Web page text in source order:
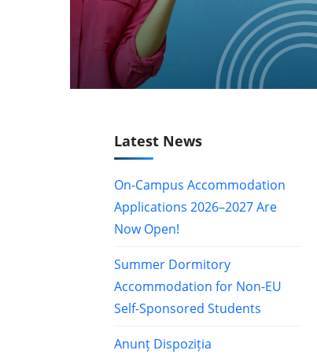
Latest News
On-Campus Accommodation
Applications 2026–2027 Are
Now Open!
Summer Dormitory
Accommodation for Non-EU
Self-Sponsored Students
Anunț Dispoziția